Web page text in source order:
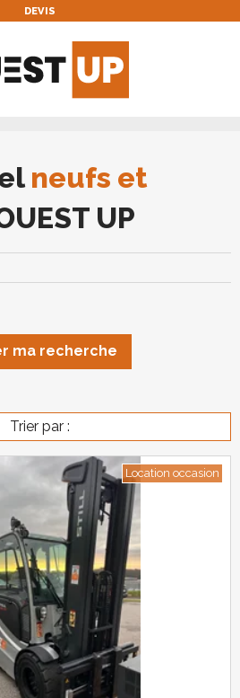
DEVIS
neufs et
UP
Trier par :
ma recherche
Location occasion
une réservation
de réservation en cours